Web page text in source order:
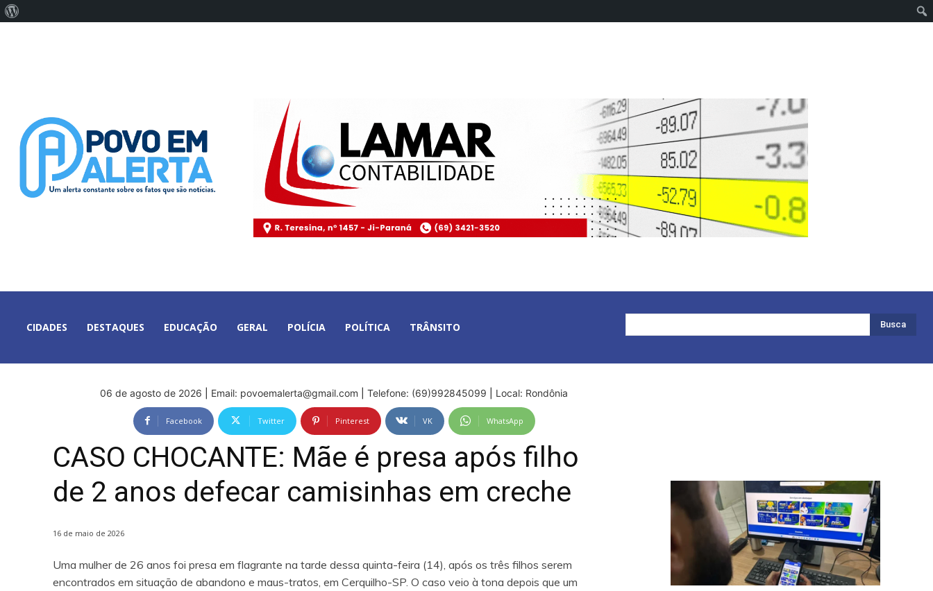
CIDADES DESTAQUES EDUCAÇÃO GERAL POLÍCIA POLÍTICA TRÂNSITO Busca
06 de agosto de 2026 Email: povoemalerta@gmail.com |Telefone: (69)992845099 Local: Rondônia
Facebook Twitter Pinterest VK WhatsApp
CASO CHOCANTE: Mãe é presa após filho
de 2 anos defecar camisinhas em creche
16 de maio de 2026
Uma mulher de 26 anos foi presa em flagrante na tarde dessa quinta-feira (14), após os três filhos serem
encontrados em situação de abandono e maus-tratos, em Cerquilho-SP. O caso veio à tona depois que um